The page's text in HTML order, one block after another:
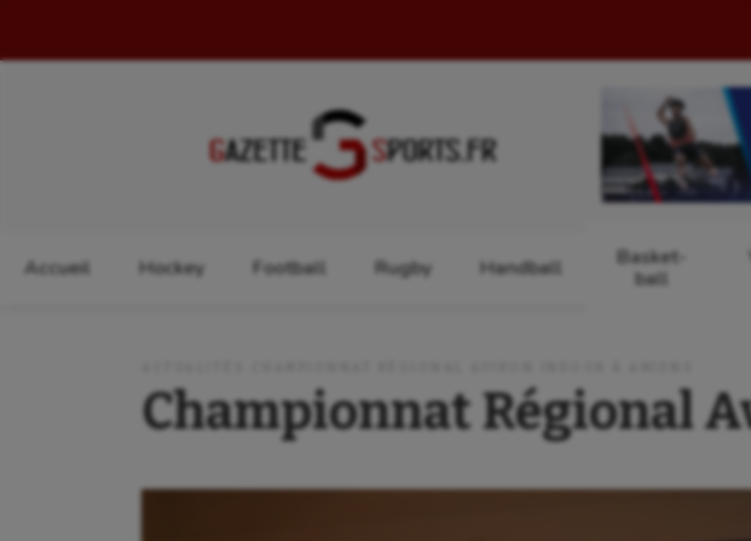
Accueil Hockey Football Rugby Handball
Basket-
ball
Championnat Régional